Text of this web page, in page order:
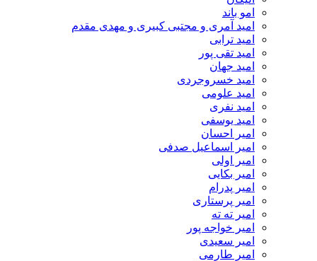
امو باند
امید آمری و مجتبی کبیری و مهدى مقدم
امید ترابی
امید تقی پور
امید جهان
امید خسروجردی
امید علومی
امید نفری
امید یوسفی
امیر احسان
امیر اسماعیل صدفی
امیر اولی
امیر بکایی
امیر پدرام
امیر پرستاری
امیر ته ته
امیر خواجه پور
امیر سعیدی
امیر طارمی